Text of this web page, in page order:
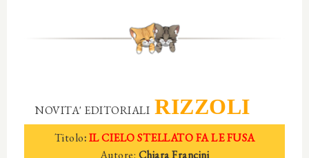
NOVITA' EDITORIALI RIZZOLI
Titolo:IL CIELO STELLATO FA LE FUSA
Autore: Chiara Francini